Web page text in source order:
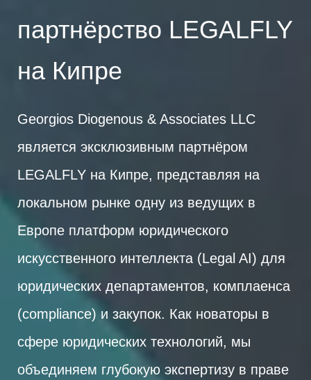
партнёрство LEGALFLY
на Кипре
Georgios Diogenous & Associates LLC
является эксклюзивным партнёром
LEGALFLY на Кипре, представляя на
локальном рынке одну из ведущих в
Европе платформ юридического
искусственного интеллекта (Legal AI) для
юридических департаментов, комплаенса
(compliance) и закупок. Как новаторы в
сфере юридических технологий, мы
объединяем глубокую экспертизу в праве